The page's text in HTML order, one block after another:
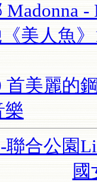
-
美人魚
首美麗的
樂
聯合公園